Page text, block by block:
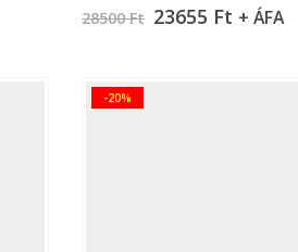
28500Ft 23655 Ft + ÁFA
-20%